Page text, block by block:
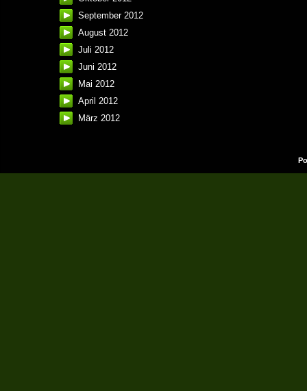
September 2012
August 2012
Juli 2012
Juni 2012
Mai 2012
April 2012
März 2012